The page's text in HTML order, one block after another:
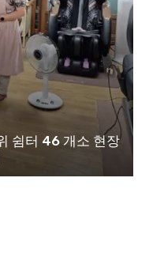
쉼터 46 개소 현장